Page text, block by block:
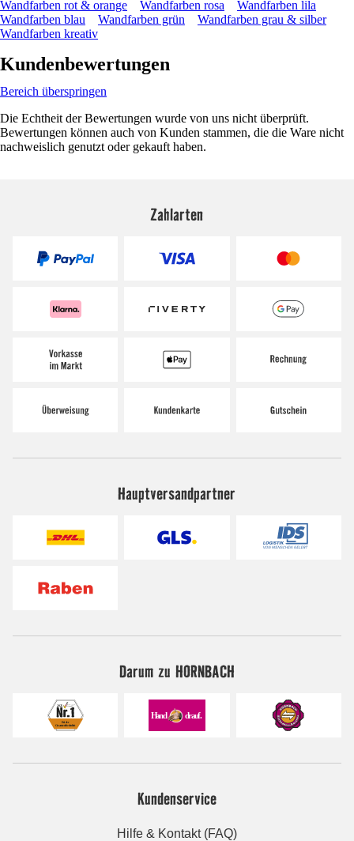
Wandfarben rot & orange Wandfarben rosa
Wandfarben lila
Wandfarben blau
Wandfarben grün
Wandfarben grau & silber
Wandfarben kreativ
Kundenbewertungen
Bereich überspringen
Die Echtheit der Bewertungen wurde von uns nicht überprüft.
Bewertungen können auch von Kunden stammen, die die Ware nicht
nachweislich genutzt oder gekauft haben.
Zahlarten
Hauptversandpartner
Darum zu HORNBACH
Kundenservice
Hilfe & Kontakt (FAQ)